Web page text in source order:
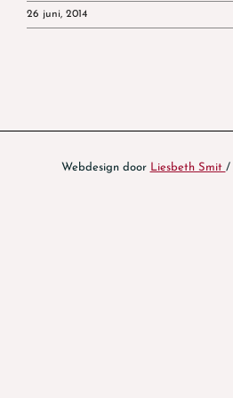
26 juni, 2014
Webdesign door Liesbeth Smit /